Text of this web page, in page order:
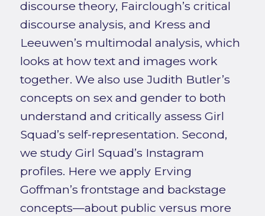
discourse theory, Fairclough’s critical
discourse analysis, and Kress and
Leeuwen’s multimodal analysis, which
looks at how text and images work
together. We also use Judith Butler’s
concepts on sex and gender to both
understand and critically assess Girl
Squad’s self-representation. Second,
we study Girl Squad’s Instagram
profiles. Here we apply Erving
Goffman’s frontstage and backstage
concepts—about public versus more